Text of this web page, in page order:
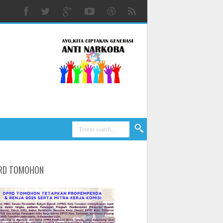
TOMOHON